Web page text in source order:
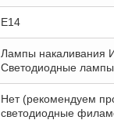
E14
Лампы накаливания
Светодиодные
Нет (рекомендуем
светодиодные